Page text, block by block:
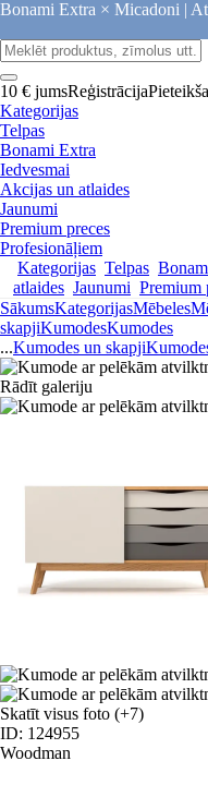
Bonami Extra × Micadoni |
10 € jumsReģistrācija
Kategorijas
Telpas
Bonami Extra
Iedvesmai
Akcijas un atlaides
Jaunumi
Premium preces
Profesionāļiem
Kategorijas Telpas
atlaides Jaunumi Premium
SākumsKategorijasMēbeles
skapjiKumodesKumodes
...Kumodes un skapji
Rādīt galeriju
Skatīt visus foto (+7)
ID: 124955
Woodman